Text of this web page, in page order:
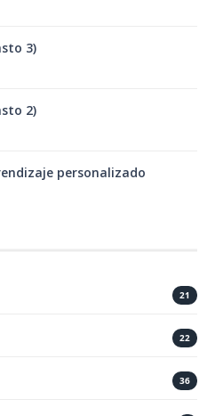
3)
2)
personalizado
21
22
36